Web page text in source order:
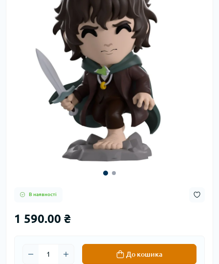
В наявності
1 590.00 ₴
До кошика